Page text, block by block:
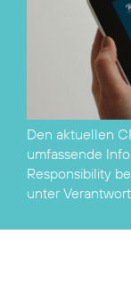
Den aktuellen
umfassende
Responsibility
unter